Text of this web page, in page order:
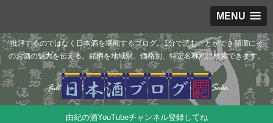
MENU
批評するのではなく日本酒を堪能するブログ。1分で読むことができ簡潔にそ
のお酒の魅力を伝える。銘柄を地域別、価格別、特定名称別に検索できます。
由紀の酒YouTubeチャンネル登録してね